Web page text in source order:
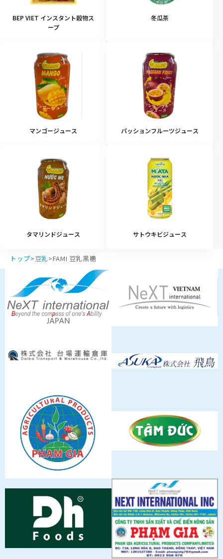
BEP VIET インスタント穀物ス
ープ
冬瓜茶
マンゴージュース パッションフルーツジュース
タマリンドジュース サトウキビジュース
トップ>豆乳>FAMI 豆乳黒糖